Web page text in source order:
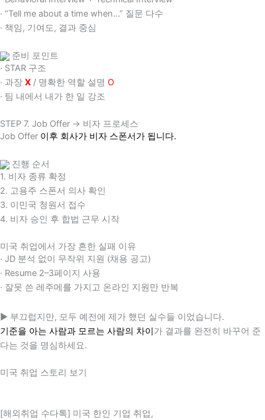
· “Tell me about a time when…” 질문 다수
· 책임, 기여도, 결과 중심
준비 포인트
· STAR 구조
· 과장 X / 명확한 역할 설명 O
· 팀 내에서 내가 한 일 강조
STEP 7. Job Offer → 비자 프로세스
Job Offer 이후 회사가 비자 스폰서가 됩니다.
진행 순서
1. 비자 종류 확정
2. 고용주 스폰서 의사 확인
3. 이민국 청원서 접수
4. 비자 승인 후 합법 근무 시작
미국 취업에서 가장 흔한 실패 이유
· JD 분석 없이 무작위 지원 (채용 공고)
· Resume 2–3페이지 사용
· 잘못 쓴 레주메를 가지고 온라인 지원만 반복
▶ 부끄럽지만, 모두 예전에 제가 했던 실수들 이었습니다.
기준을 아는 사람과 모르는 사람의 차이가 결과를 완전히 바꾸어 준
다는 것을 명심하세요.
미국 취업 스토리 보기
[해외취업 수다톡] 미국 한인 기업 취업,